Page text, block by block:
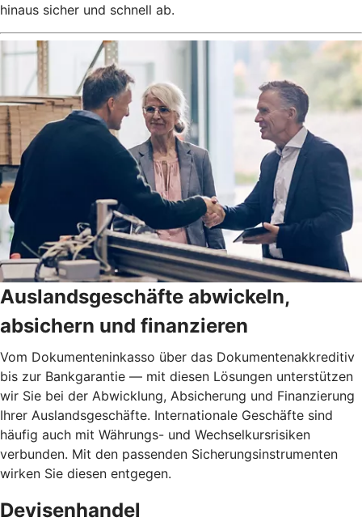
hinaus sicher und schnell ab.
Auslandsgeschäfte abwickeln,
absichern und finanzieren
Vom Dokumenteninkasso über das Dokumentenakkreditiv
bis zur Bankgarantie — mit diesen Lösungen unterstützen
wir Sie bei der Abwicklung, Absicherung und Finanzierung
Ihrer Auslandsgeschäfte. Internationale Geschäfte sind
häufig auch mit Währungs- und Wechselkursrisiken
verbunden. Mit den passenden Sicherungsinstrumenten
wirken Sie diesen entgegen.
Devisenhandel